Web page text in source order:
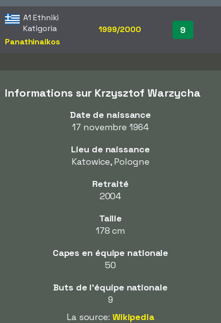
A1 Ethniki
Katigoria
Panathinaikos
1999/2000 9
Informations sur Krzysztof Warzycha
Date de naissance
17 novembre 1964
Lieu de naissance
Katowice, Pologne
Retraité
2004
Taille
178 cm
Capes en équipe nationale
50
Buts de l'équipe nationale
9
La source: Wikipedia